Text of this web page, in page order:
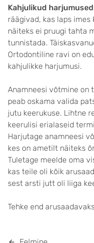
Kahjulikud
räägivad, kas laps
näiteks ei pruugi tahta
tunnistada.
Ortodontiline ravi on
kahjulikke harjumusi.
Anamneesi võtmine on
peab oskama valida
jutu keerukuse. Lihtne
keerulisi erialaseid
Harjutage anamneesi
kes on ametilt näiteks
Tuletage meelde oma
kas teile oli kõik
sest arsti jutt oli liiga
Tehke end